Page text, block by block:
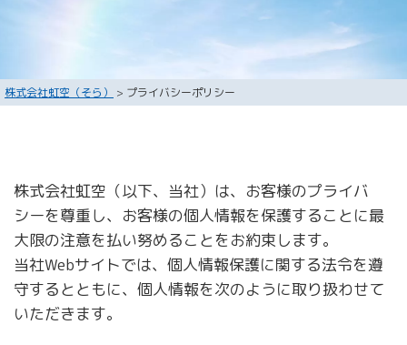
デイサービスセンター 遊馬
会社案内
プライバシーポリシー
株式会社虹空（そら） > プライバシーポリシー
株式会社虹空（以下、当社）は、お客様のプライバ
シーを尊重し、お客様の個人情報を保護することに最
大限の注意を払い努めることをお約束します。
当社Webサイトでは、個人情報保護に関する法令を遵
守するとともに、個人情報を次のように取り扱わせて
いただきます。